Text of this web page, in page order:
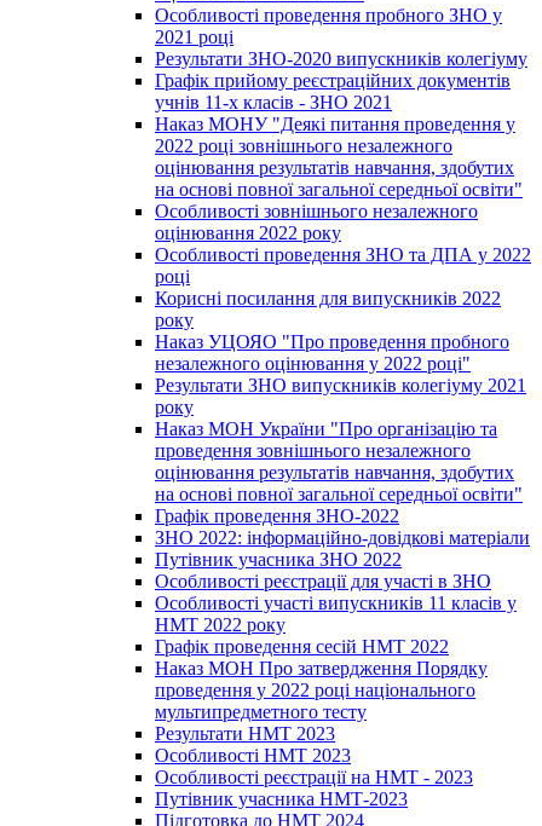
Особливості проведення пробного ЗНО у
2021 році
Результати ЗНО-2020 випускників колегіуму
Графік прийому реєстраційних документів
учнів 11-х класів - ЗНО 2021
Наказ МОНУ "Деякі питання проведення у
2022 році зовнішнього незалежного
оцінювання результатів навчання, здобутих
на основі повної загальної середньої освіти"
Особливості зовнішнього незалежного
оцінювання 2022 року
Особливості проведення ЗНО та ДПА у 2022
році
Корисні посилання для випускників 2022
року
Наказ УЦОЯО "Про проведення пробного
незалежного оцінювання у 2022 році"
Результати ЗНО випускників колегіуму 2021
року
Наказ МОН України "Про організацію та
проведення зовнішнього незалежного
оцінювання результатів навчання, здобутих
на основі повної загальної середньої освіти"
Графік проведення ЗНО-2022
ЗНО 2022: інформаційно-довідкові матеріали
Путівник учасника ЗНО 2022
Особливості реєстрації для участі в ЗНО
Особливості участі випускників 11 класів у
НМТ 2022 року
Графік проведення сесій НМТ 2022
Наказ МОН Про затвердження Порядку
проведення у 2022 році національного
мультипредметного тесту
Результати НМТ 2023
Особливості НМТ 2023
Особливості реєстрації на НМТ - 2023
Путівник учасника НМТ-2023
Підготовка до НМТ 2024